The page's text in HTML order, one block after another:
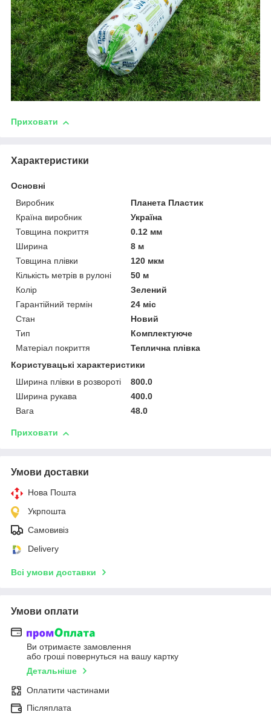
Приховати
Характеристики
Основні
Виробник
Планета Пластик
Країна виробник
Україна
Товщина покриття
0.12 мм
Ширина
8 м
Товщина плівки
120 мкм
Кількість метрів в рулоні
50 м
Колір
Зелений
Гарантійний термін
24 міс
Стан
Новий
Тип
Комплектуюче
Матеріал покриття
Теплична плівка
Користувацькі характеристики
Ширина плівки в розвороті
800.0
Ширина рукава
400.0
Вага
48.0
Приховати
Умови доставки
Нова Пошта
Укрпошта
Самовивіз
Delivery
Всі умови доставки
Умови оплати
Ви отримаєте замовлення
або гроші повернуться на вашу картку
Детальніше
Оплатити частинами
Післяплата